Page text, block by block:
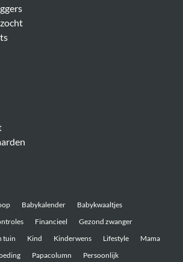
Babykalender
Babykwaaltjes
Financieel
Gezond zwanger
tuin Kind Kinderwens Lifestyle
Mama
Papacolumn
Persoonlijk